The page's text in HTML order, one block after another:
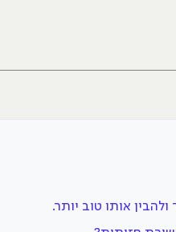
אותו טוב יותר.